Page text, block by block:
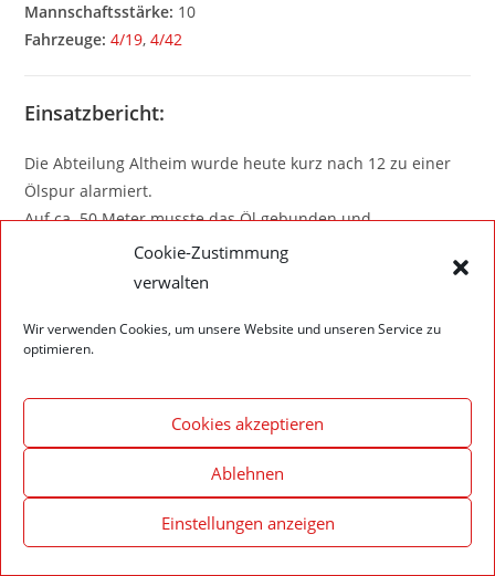
Cookie-Zustimmung
verwalten
Wir verwenden Cookies, um unsere Website und unseren Service zu
optimieren.
Cookies akzeptieren
Ablehnen
Einstellungen anzeigen
Mannschaftsstärke: 10
Fahrzeuge: 4/19,4/42
Einsatzbericht:
Die Abteilung Altheim wurde heute kurz nach 12 zu einer
Ölspur alarmiert.
Auf ca. 50 Meter musste das Öl gebunden und
aufgenommen werden.